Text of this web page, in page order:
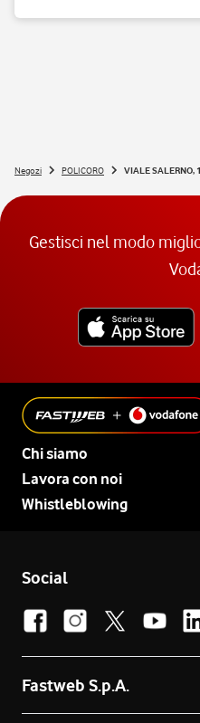
Negozi POLICORO VIALE SALERNO,
Gestisci nel modo
Chi siamo
Lavora con noi
Whistleblowing
Social
Fastweb S.p.A.